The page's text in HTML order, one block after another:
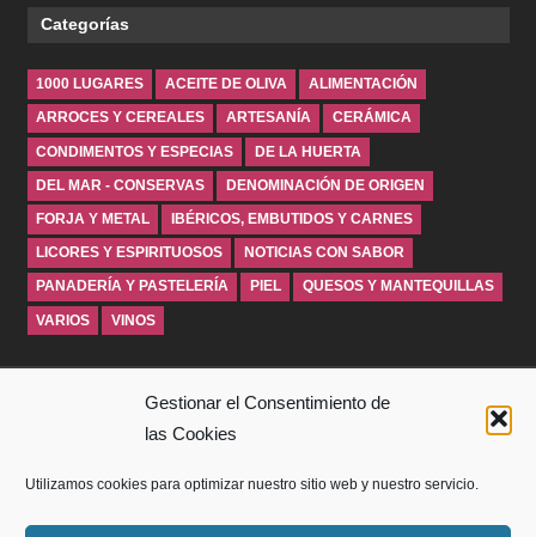
Gestionar el Consentimiento de
las Cookies
Utilizamos cookies para optimizar nuestro sitio web y nuestro servicio.
Categorías
1000 LUGARES ACEITE DE OLIVA ALIMENTACIÓN
ARROCES Y CEREALES ARTESANÍA CERÁMICA
CONDIMENTOS Y ESPECIAS DE LA HUERTA
DEL MAR - CONSERVAS DENOMINACIÓN DE ORIGEN
FORJA Y METAL IBÉRICOS, EMBUTIDOS Y CARNES
LICORES Y ESPIRITUOSOS NOTICIAS CON SABOR
PANADERÍA Y PASTELERÍA PIEL QUESOS Y MANTEQUILLAS
VARIOS VINOS
SOBRE WINDROSEBLOG
AVISO LEGAL